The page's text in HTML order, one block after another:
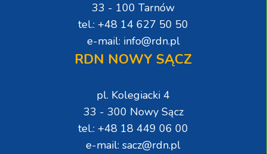
33 - 100 Tarnów
tel.: +48 14 627 50 50
e-mail: info@rdn.pl
RDN NOWY SĄCZ
pl. Kolegiacki 4
33 - 300 Nowy Sącz
tel.: +48 18 449 06 00
e-mail: sacz@rdn.pl